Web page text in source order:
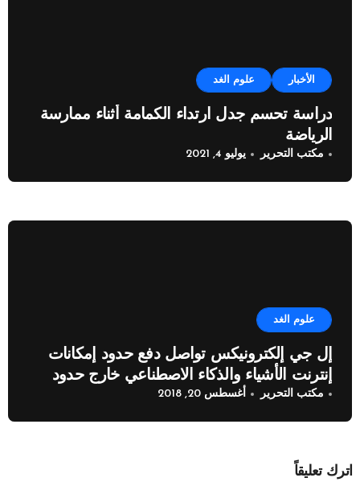
الأخبار علوم الغد
دراسة تحسم جدل ارتداء الكمامة أثناء ممارسة
الرياضة
مكتب التحرير يوليو 4, 2021
علوم الغد
إل جي إلكترونيكس تواصل دفع حدود إمكانات
إنترنت الأشياء والذكاء الاصطناعي خارج حدود
القطاع المنزلي
مكتب التحرير أغسطس 20, 2018
اترك تعليقاً